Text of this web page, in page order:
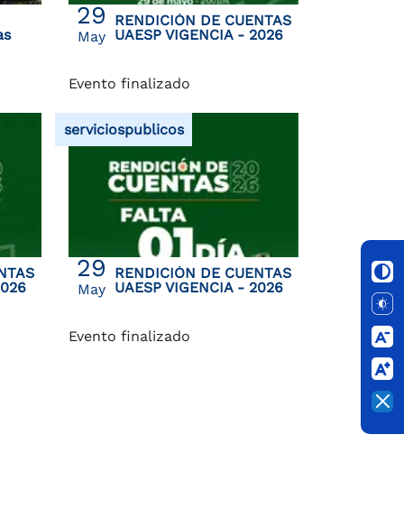
29
May
RENDICIÓN DE CUENTAS
UAESP VIGENCIA - 2026
Evento finalizado
serviciospublicos
29
May
RENDICIÓN DE CUENTAS
UAESP VIGENCIA - 2026
Evento finalizado